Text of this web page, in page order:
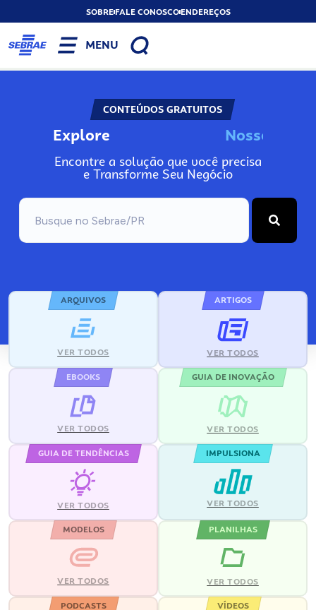
SOBREFALE CONOSCOENDEREÇOS
MENU
CONTEÚDOS GRATUITOS
Explore No
Encontre a solução que você precisa
e Transforme Seu Negócio
ARQUIVOS
VER TODOS
ARTIGOS
VER TODOS
EBOOKS
VER TODOS
GUIA DE INOVAÇÃO
VER TODOS
GUIA DE TENDÊNCIAS
VER TODOS
IMPULSIONA
VER TODOS
MODELOS
VER TODOS
PLANILHAS
VER TODOS
PODCASTS VÍDEOS